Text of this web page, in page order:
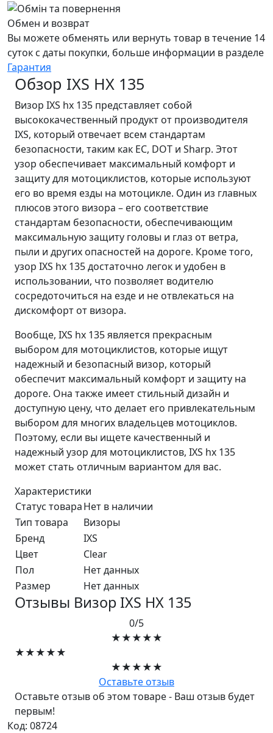
Обмен и возврат
Вы можете обменять или вернуть товар в течение 14
суток с даты покупки, больше информации в разделе
Гарантия
Обзор IXS HX 135
Визор IXS hx 135 представляет собой
высококачественный продукт от производителя
IXS, который отвечает всем стандартам
безопасности, таким как EC, DOT и Sharp. Этот
узор обеспечивает максимальный комфорт и
защиту для мотоциклистов, которые используют
его во время езды на мотоцикле. Один из главных
плюсов этого визора – его соответствие
стандартам безопасности, обеспечивающим
максимальную защиту головы и глаз от ветра,
пыли и других опасностей на дороге. Кроме того,
узор IXS hx 135 достаточно легок и удобен в
использовании, что позволяет водителю
сосредоточиться на езде и не отвлекаться на
дискомфорт от визора.
Вообще, IXS hx 135 является прекрасным
выбором для мотоциклистов, которые ищут
надежный и безопасный визор, который
обеспечит максимальный комфорт и защиту на
дороге. Она также имеет стильный дизайн и
доступную цену, что делает его привлекательным
выбором для многих владельцев мотоциклов.
Поэтому, если вы ищете качественный и
надежный узор для мотоциклистов, IXS hx 135
может стать отличным вариантом для вас.
Характеристики
Статус товараНет в наличии
Тип товара
Визоры
Бренд
IXS
Цвет
Clear
Пол
Нет данных
Размер
Нет данных
Отзывы Визор IXS HX 135
0/5
★★★★★
★★★★★
★★★★★
Оставьте отзыв
Оставьте отзыв об этом товаре - Ваш отзыв будет
первым!
Код: 08724